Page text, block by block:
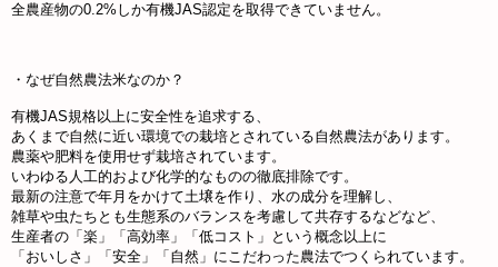
全農産物の0.2%しか有機JAS認定を取得できていません。
・なぜ自然農法米なのか？
有機JAS規格以上に安全性を追求する、
あくまで自然に近い環境での栽培とされている自然農法があります。
農薬や肥料を使用せず栽培されています。
いわゆる人工的および化学的なものの徹底排除です。
最新の注意で年月をかけて土壌を作り、水の成分を理解し、
雑草や虫たちとも生態系のバランスを考慮して共存するなどなど、
生産者の「楽」「高効率」「低コスト」という概念以上に
「おいしさ」「安全」「自然」にこだわった農法でつくられています。